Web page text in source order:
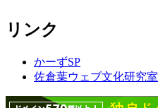
リンク
かーずSP
佐倉葉ウェブ文化研究室